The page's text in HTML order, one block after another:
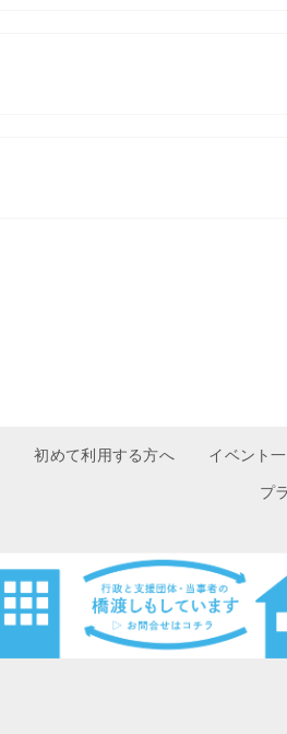
初めて利用する方へ イベント
プ